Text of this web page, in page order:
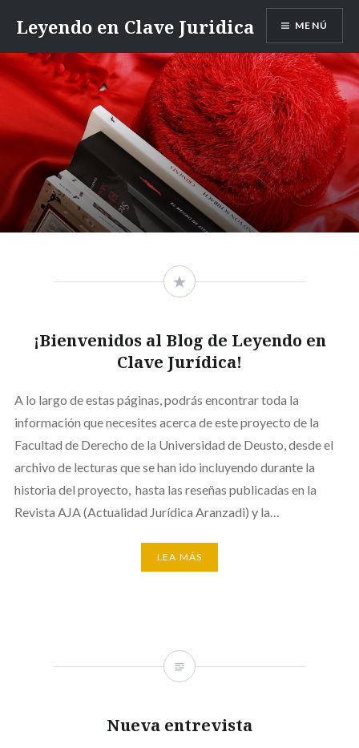
contenido
Leyendo en Clave Juridica MENÚ
¡Bienvenidos al Blog de Leyendo en
Clave Jurídica!
A lo largo de estas páginas, podrás encontrar toda la
información que necesites acerca de este proyecto de la
Facultad de Derecho de la Universidad de Deusto, desde el
archivo de lecturas que se han ido incluyendo durante la
historia del proyecto, hasta las reseñas publicadas en la
Revista AJA (Actualidad Jurídica Aranzadi) y la…
LEA MÁS
Nueva entrevista